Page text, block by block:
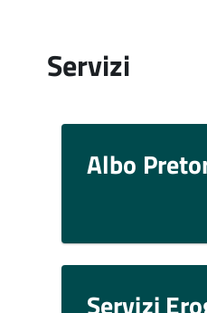
Servizi
Albo